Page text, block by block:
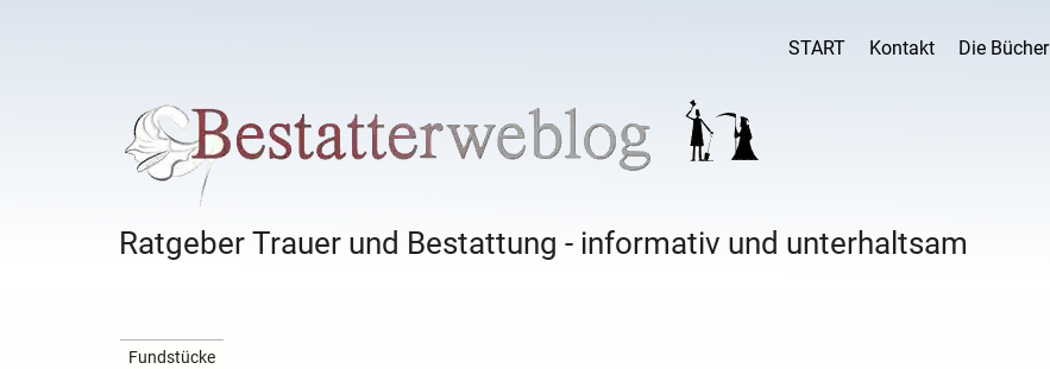
START Kontakt Die Bücher
Ratgeber Trauer und Bestattung - informativ und unterhaltsam
Fundstücke